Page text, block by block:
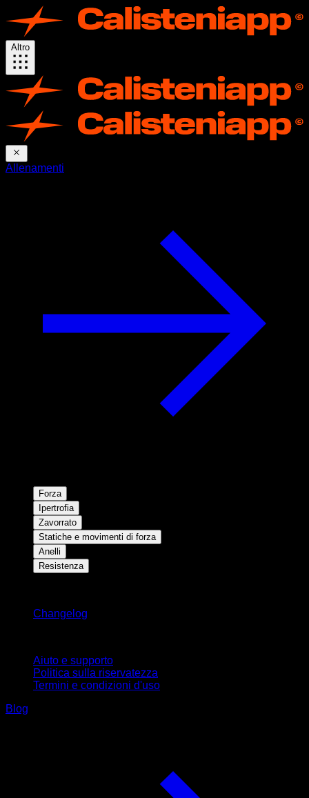
Altro
Allenamenti
Forza
Ipertrofia
Zavorrato
Statiche e movimenti di forza
Anelli
Resistenza
Changelog
Aiuto e supporto
Politica sulla riservatezza
Termini e condizioni d'uso
Blog